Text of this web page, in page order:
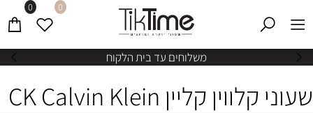
בית הלקוח
0 0
שעוני קלווין קליין CK Calvin Klein